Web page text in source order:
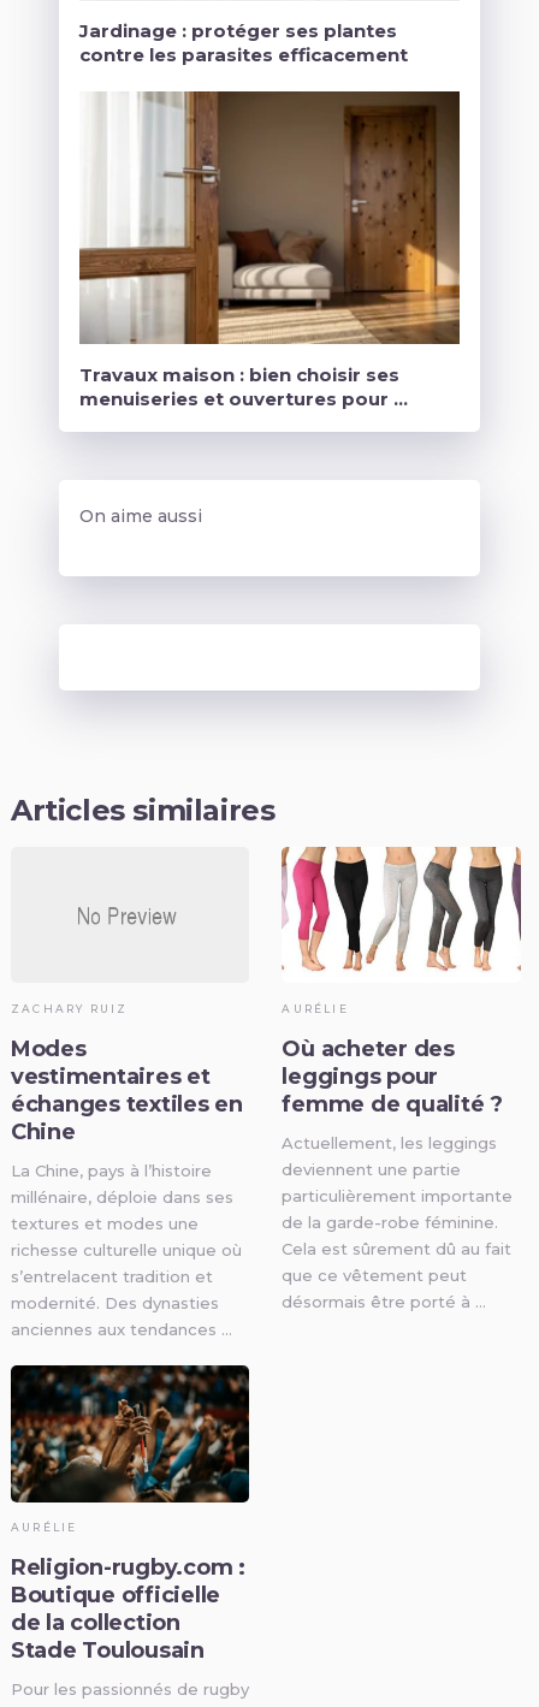
Jardinage : protéger ses plantes
contre les parasites efficacement
Travaux maison : bien choisir ses
menuiseries et ouvertures pour …
On aime aussi
Articles similaires
ZACHARY RUIZ
Modes
vestimentaires et
échanges textiles en
Chine
La Chine, pays à l’histoire
millénaire, déploie dans ses
textures et modes une
richesse culturelle unique où
s’entrelacent tradition et
modernité. Des dynasties
anciennes aux tendances …
AURÉLIE
Où acheter des
leggings pour
femme de qualité ?
Actuellement, les leggings
deviennent une partie
particulièrement importante
de la garde-robe féminine.
Cela est sûrement dû au fait
que ce vêtement peut
désormais être porté à …
AURÉLIE
Religion-rugby.com :
Boutique officielle
de la collection
Stade Toulousain
Pour les passionnés de rugby